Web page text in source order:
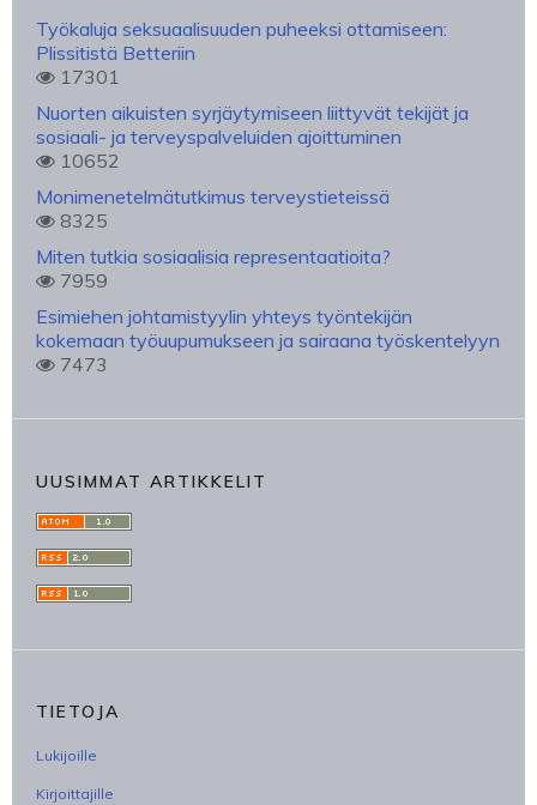
Työkaluja seksuaalisuuden puheeksi ottamiseen:
Plissitistä Betteriin
17301
Nuorten aikuisten syrjäytymiseen liittyvät tekijät ja
sosiaali- ja terveyspalveluiden ajoittuminen
10652
Monimenetelmätutkimus terveystieteissä
8325
Miten tutkia sosiaalisia representaatioita?
7959
Esimiehen johtamistyylin yhteys työntekijän
kokemaan työuupumukseen ja sairaana työskentelyyn
7473
UUSIMMAT ARTIKKELIT
TIETOJA
Lukijoille
Kirjoittajille